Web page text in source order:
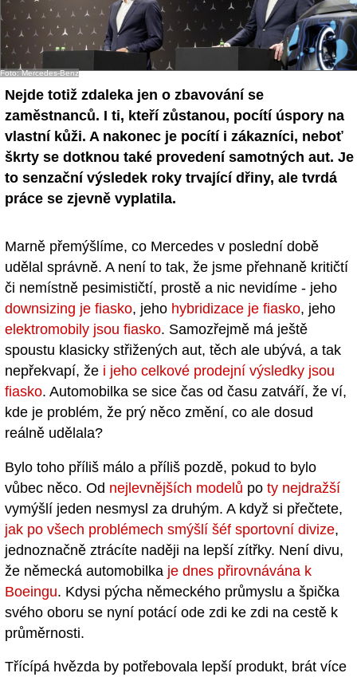
- Ostatní
Diskuzní fórum
Sledujte nás!
Foto: Mercedes-Benz
Nejde totiž zdaleka jen o zbavování se
zaměstnanců. I ti, kteří zůstanou, pocítí úspory na
vlastní kůži. A nakonec je pocítí i zákazníci, neboť
škrty se dotknou také provedení samotných aut. Je
to senzační výsledek roky trvající dřiny, ale tvrdá
práce se zjevně vyplatila.
Marně přemýšlíme, co Mercedes v poslední době
udělal správně. A není to tak, že jsme přehnaně kritičtí
či nemístně pesimističtí, prostě a nic nevidíme - jeho
downsizing je fiasko, jeho hybridizace je fiasko, jeho
elektromobily jsou fiasko. Samozřejmě má ještě
spoustu klasicky střižených aut, těch ale ubývá, a tak
nepřekvapí, že i jeho celkové prodejní výsledky jsou
fiasko. Automobilka se sice čas od času zatváří, že ví,
kde je problém, že prý něco změní, co ale dosud
reálně udělala?
Bylo toho příliš málo a příliš pozdě, pokud to bylo
vůbec něco. Od nejlevnějších modelů po ty nejdražší
vymýšlí jeden nesmysl za druhým. A když si přečtete,
jak po všech problémech smýšlí šéf sportovní divize,
jednoznačně ztrácíte naději na lepší zítřky. Není divu,
že německá automobilka je dnes přirovnávána k
Boeingu. Kdysi pýcha německého průmyslu a špička
svého oboru se nyní potácí ode zdi ke zdi na cestě k
průměrnosti.
Třícípá hvězda by potřebovala lepší produkt, brát více